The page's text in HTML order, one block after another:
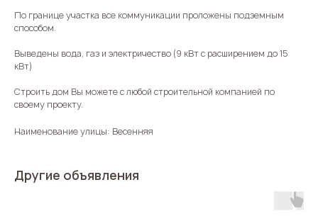
По границе участка все коммуникации проложены подземным
способом.
Выведены вода, газ и электричество (9 кВт с расширением до 15
кВт)
Строить дом Вы можете с любой строительной компанией по
своему проекту.
Наименование улицы: Весенняя
Другие объявления